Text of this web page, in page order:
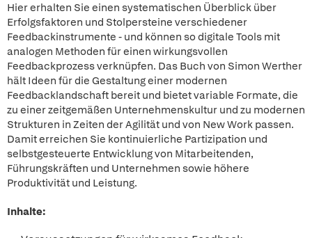
Hier erhalten Sie einen systematischen Überblick über
Erfolgsfaktoren und Stolpersteine verschiedener
Feedbackinstrumente - und können so digitale Tools mit
analogen Methoden für einen wirkungsvollen
Feedbackprozess verknüpfen. Das Buch von Simon Werther
hält Ideen für die Gestaltung einer modernen
Feedbacklandschaft bereit und bietet variable Formate, die
zu einer zeitgemäßen Unternehmenskultur und zu modernen
Strukturen in Zeiten der Agilität und von New Work passen.
Damit erreichen Sie kontinuierliche Partizipation und
selbstgesteuerte Entwicklung von Mitarbeitenden,
Führungskräften und Unternehmen sowie höhere
Produktivität und Leistung.
Inhalte: